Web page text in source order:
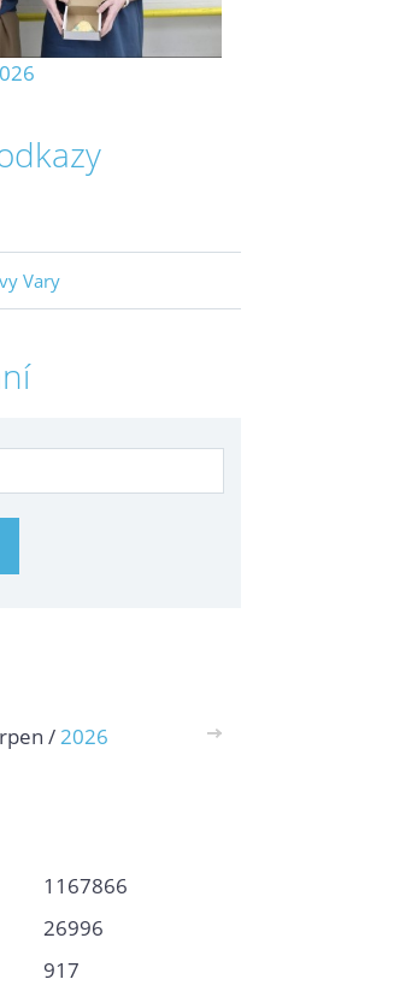
Vary
/2026 >>
1167866
26996
917